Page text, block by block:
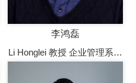
李鸿磊
Li Honglei 教授 企业管理系教